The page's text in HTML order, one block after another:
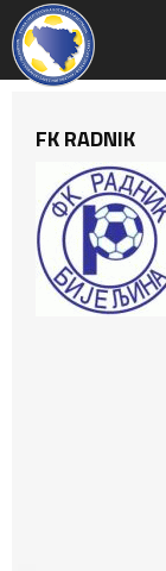
FK RADNIK